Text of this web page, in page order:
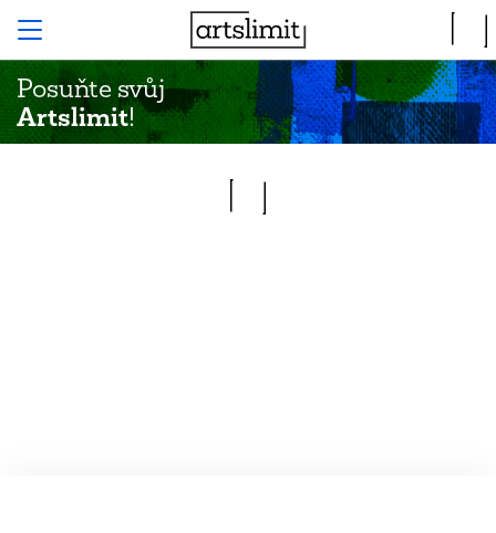
Posuňte svůj
Artslimit!